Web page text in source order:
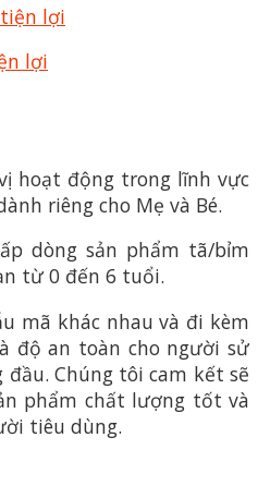
lợi
hoạt động trong lĩnh vực
riêng cho Mẹ và Bé.
dòng sản phẩm tã/bỉm
từ 0 đến 6 tuổi.
mã khác nhau và đi kèm
độ an toàn cho người sử
Chúng tôi cam kết sẽ
phẩm chất lượng tốt và
tiêu dùng.